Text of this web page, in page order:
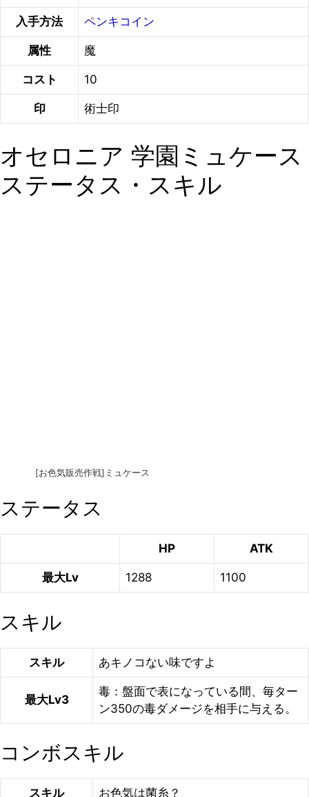
入手方法 ペンキコイン
属性 魔
コスト 10
印 術士印
オセロニア 学園ミュケース
ステータス・スキル
[お色気販売作戦]ミュケース
ステータス
HP ATK
最大Lv 1288 1100
スキル
スキル あキノコない味ですよ
最大Lv3
毒：盤面で表になっている間、毎ター
ン350の毒ダメージを相手に与える。
コンボスキル
スキル お色気は菌糸？